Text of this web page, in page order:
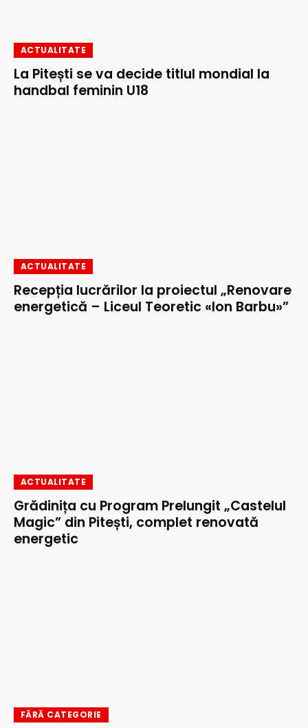
ACTUALITATE
La Pitești se va decide titlul mondial la
handbal feminin U18
ACTUALITATE
Recepția lucrărilor la proiectul „Renovare
energetică – Liceul Teoretic «Ion Barbu»”
ACTUALITATE
Grădinița cu Program Prelungit „Castelul
Magic” din Pitești, complet renovată
energetic
FĂRĂ CATEGORIE